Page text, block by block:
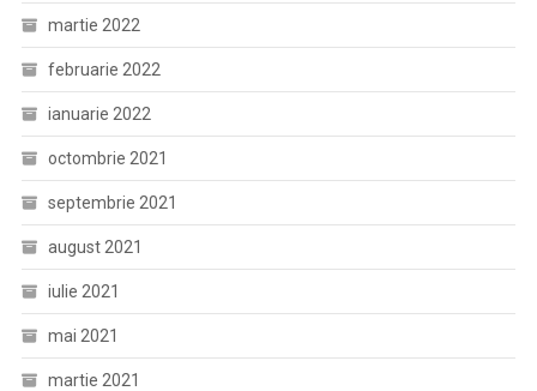
martie 2022
februarie 2022
ianuarie 2022
octombrie 2021
septembrie 2021
august 2021
iulie 2021
mai 2021
martie 2021